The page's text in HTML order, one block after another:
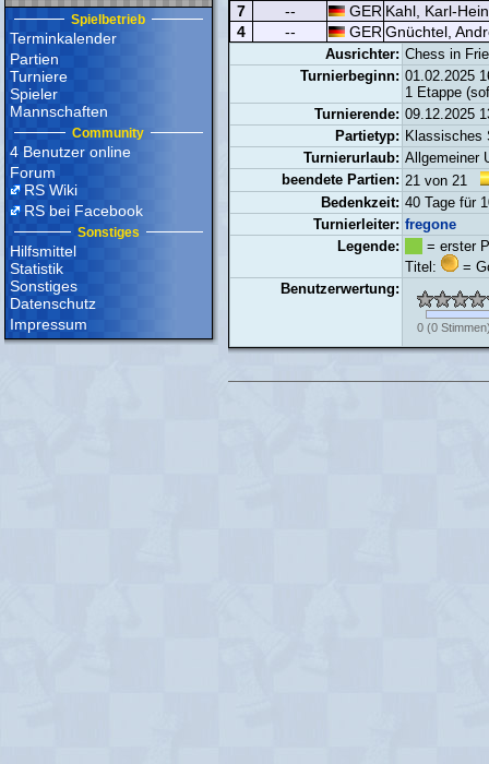
Spielbetrieb
Terminkalender
Partien
Turniere
Spieler
Mannschaften
Community
4 Benutzer online
Forum
RS Wiki
RS bei Facebook
Sonstiges
Hilfsmittel
Statistik
Sonstiges
Datenschutz
Impressum
7
-- GER Kahl, Karl-
4
-- GER Gnüchtel,
Ausrichter: Chess in
Turnierbeginn: 01.02.2025
1 Etappe
Turnierende: 09.12.2025
Partietyp: Klassisches
Turnierurlaub: Allgemeiner
beendete Partien: 21 von 21
Bedenkzeit: 40 Tage für
Turnierleiter: fregone
Legende:
= erster
Titel:
=
Benutzerwertung:
0 (0